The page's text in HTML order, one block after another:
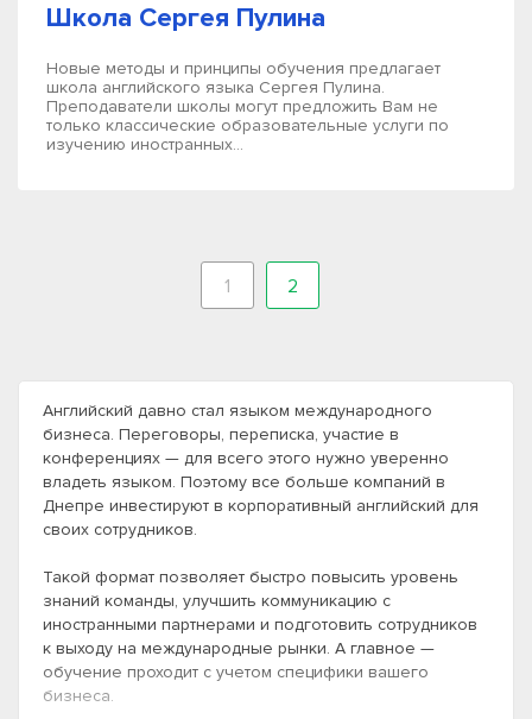
Английский давно стал языком международного
бизнеса. Переговоры, переписка, участие в
конференциях — для всего этого нужно уверенно
владеть языком. Поэтому все больше компаний в
Днепре инвестируют в корпоративный английский для
своих сотрудников.
Такой формат позволяет быстро повысить уровень
знаний команды, улучшить коммуникацию с
иностранными партнерами и подготовить сотрудников
к выходу на международные рынки. А главное —
обучение проходит с учетом специфики вашего
бизнеса.
Школа Сергея Пулина
Новые методы и принципы обучения предлагает
школа английского языка Сергея Пулина.
Преподаватели школы могут предложить Вам не
только классические образовательные услуги по
изучению иностранных...
1 2